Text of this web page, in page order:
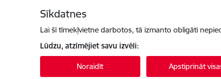
Sīkdatnes
Lai šī tīmekļvietne darbotos, tā izmanto obligāti
Lūdzu, atzīmējiet savu izvēli:
Noraidīt Apstiprināt